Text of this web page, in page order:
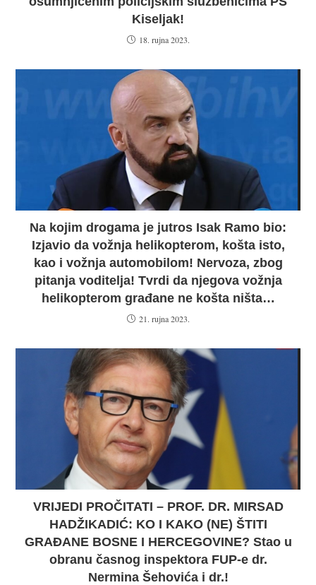
Kiseljak!
18. rujna 2023.
Na kojim drogama je jutros Isak Ramo bio:
Izjavio da vožnja helikopterom, košta isto,
kao i vožnja automobilom! Nervoza, zbog
pitanja voditelja! Tvrdi da njegova vožnja
helikopterom građane ne košta ništa…
21. rujna 2023.
VRIJEDI PROČITATI – PROF. DR. MIRSAD
HADŽIKADIĆ: KO I KAKO (NE) ŠTITI
GRAĐANE BOSNE I HERCEGOVINE? Stao u
obranu časnog inspektora FUP-e dr.
Nermina Šehovića i dr.!